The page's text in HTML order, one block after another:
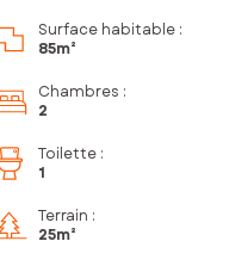
Surface habitable :
85m²
Chambres :
2
Toilette :
1
Terrain :
25m²